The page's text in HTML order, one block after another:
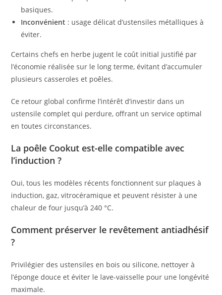
basiques.
Inconvénient : usage délicat d’ustensiles métalliques à
éviter.
Certains chefs en herbe jugent le coût initial justifié par
l’économie réalisée sur le long terme, évitant d’accumuler
plusieurs casseroles et poêles.
Ce retour global confirme l’intérêt d’investir dans un
ustensile complet qui perdure, offrant un service optimal
en toutes circonstances.
La poêle Cookut est-elle compatible avec
l’induction ?
Oui, tous les modèles récents fonctionnent sur plaques à
induction, gaz, vitrocéramique et peuvent résister à une
chaleur de four jusqu’à 240 °C.
Comment préserver le revêtement antiadhésif
?
Privilégier des ustensiles en bois ou silicone, nettoyer à
l’éponge douce et éviter le lave-vaisselle pour une longévité
maximale.